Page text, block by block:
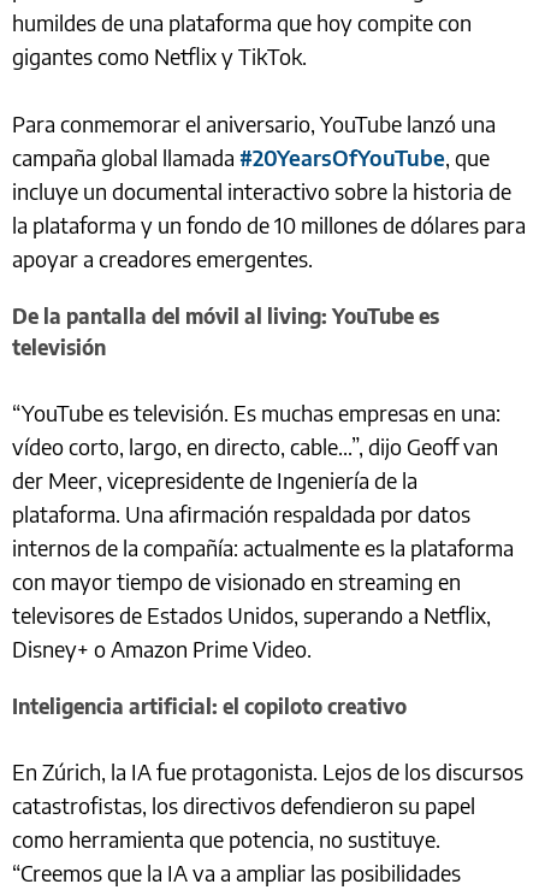
humildes de una plataforma que hoy compite con
gigantes como Netflix y TikTok.
Para conmemorar el aniversario, YouTube lanzó una
campaña global llamada #20YearsOfYouTube, que
incluye un documental interactivo sobre la historia de
la plataforma y un fondo de 10 millones de dólares para
apoyar a creadores emergentes.
De la pantalla del móvil al living: YouTube es
televisión
“YouTube es televisión. Es muchas empresas en una:
vídeo corto, largo, en directo, cable...”, dijo Geoff van
der Meer, vicepresidente de Ingeniería de la
plataforma. Una afirmación respaldada por datos
internos de la compañía: actualmente es la plataforma
con mayor tiempo de visionado en streaming en
televisores de Estados Unidos, superando a Netflix,
Disney+ o Amazon Prime Video.
Inteligencia artificial: el copiloto creativo
En Zúrich, la IA fue protagonista. Lejos de los discursos
catastrofistas, los directivos defendieron su papel
como herramienta que potencia, no sustituye.
“Creemos que la IA va a ampliar las posibilidades